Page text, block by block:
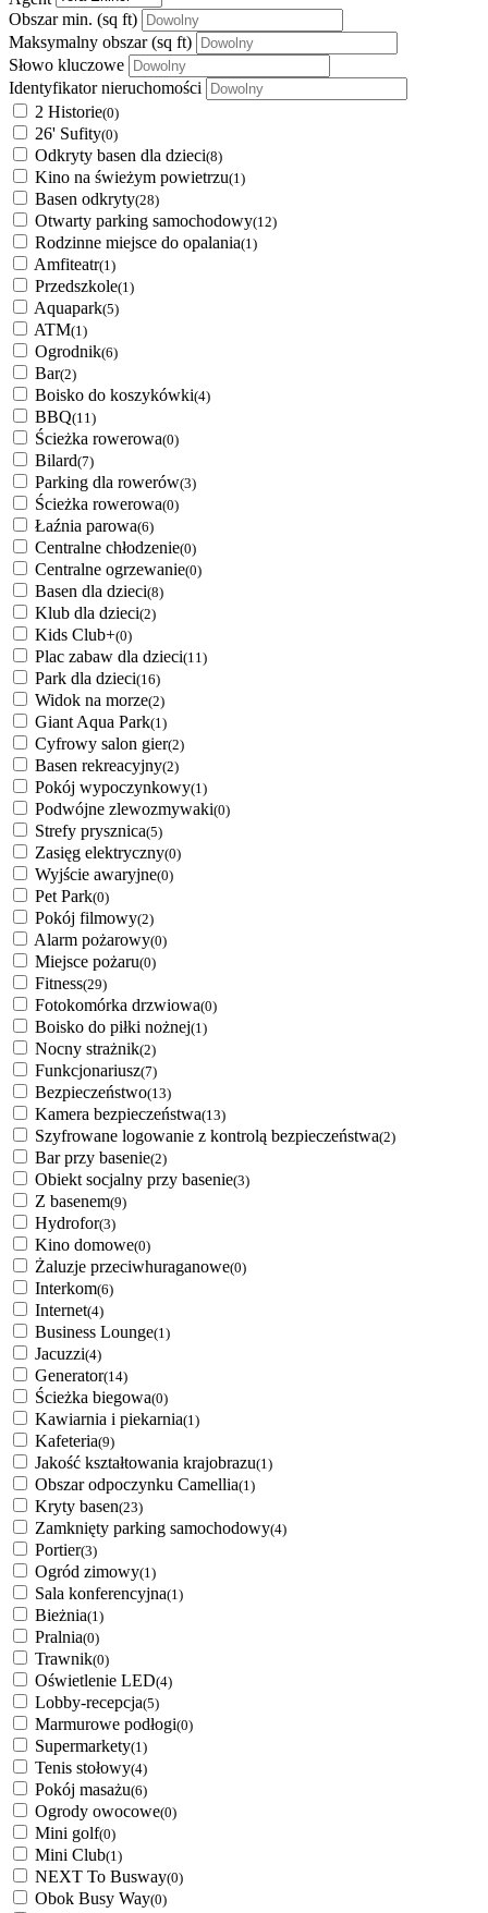
Obszar min. (sq ft)
Maksymalny obszar(sq ft)
Słowo kluczowe
Identyfikator nieruchomości
2 Historie(0)
26' Sufity(0)
Odkryty basen dla dzieci(8)
Kino na świeżym powietrzu(1)
Basen odkryty(28)
Otwarty parking samochodowy(12)
Rodzinne miejsce do opalania(1)
Amfiteatr(1)
Przedszkole(1)
Aquapark(5)
ATM(1)
Ogrodnik(6)
Bar(2)
Boisko do koszykówki(4)
BBQ(11)
Ścieżka rowerowa(0)
Bilard(7)
Parking dla rowerów(3)
Ścieżka rowerowa(0)
Łaźnia parowa(6)
Centralne chłodzenie(0)
Centralne ogrzewanie(0)
Basen dla dzieci(8)
Klub dla dzieci(2)
Kids Club+(0)
Plac zabaw dla dzieci(11)
Park dla dzieci(16)
Widok na morze(2)
Giant Aqua Park(1)
Cyfrowy salon gier(2)
Basen rekreacyjny(2)
Pokój wypoczynkowy(1)
Podwójne zlewozmywaki(0)
Strefy prysznica(5)
Zasięg elektryczny(0)
Wyjście awaryjne(0)
Pet Park(0)
Pokój filmowy(2)
Alarm pożarowy(0)
Miejsce pożaru(0)
Fitness(29)
Fotokomórka drzwiowa(0)
Boisko do piłki nożnej(1)
Nocny strażnik(2)
Funkcjonariusz(7)
Bezpieczeństwo(13)
Kamera bezpieczeństwa(13)
Szyfrowane logowanie z kontrolą bezpieczeństwa(2)
Bar przy basenie(2)
Obiekt socjalny przy basenie(3)
Z basenem(9)
Hydrofor(3)
Kino domowe(0)
Żaluzje przeciwhuraganowe(0)
Interkom(6)
Internet(4)
Business Lounge(1)
Jacuzzi(4)
Generator(14)
Ścieżka biegowa(0)
Kawiarnia i piekarnia(1)
Kafeteria(9)
Jakość kształtowania krajobrazu(1)
Obszar odpoczynku Camellia(1)
Kryty basen(23)
Zamknięty parking samochodowy(4)
Portier(3)
Ogród zimowy(1)
Sala konferencyjna(1)
Bieżnia(1)
Pralnia(0)
Trawnik(0)
Oświetlenie LED(4)
Lobby-recepcja(5)
Marmurowe podłogi(0)
Supermarkety(1)
Tenis stołowy(4)
Pokój masażu(6)
Ogrody owocowe(0)
Mini golf(0)
Mini Club(1)
NEXT To Busway(0)
Obok Busy Way(0)